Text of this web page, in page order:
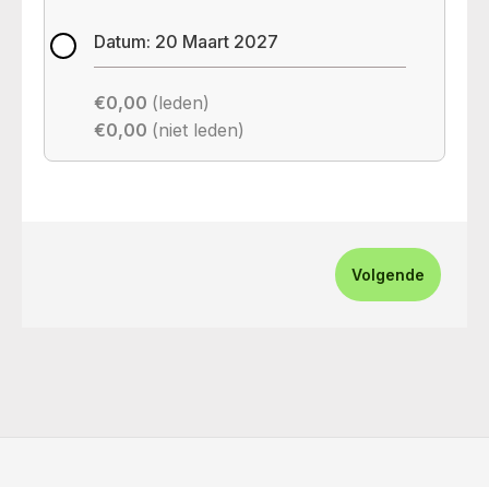
Datum: 20 Maart 2027
€0,00 (leden)
€0,00 (niet leden)
Volgende